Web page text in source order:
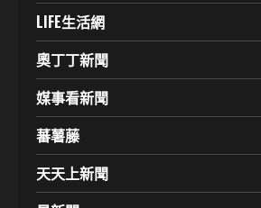
LIFE生活網
奧丁丁新聞
媒事看新聞
蕃薯藤
天天上新聞